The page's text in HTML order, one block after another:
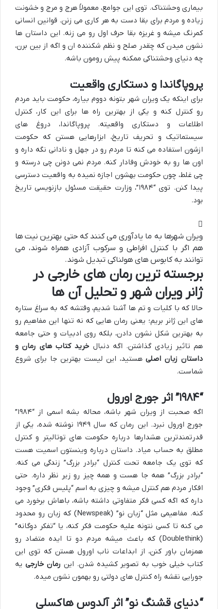
بیماری وحشتناک. توی این جوامع، معمولاً هرج و مرج و خشونت
زیاده و مردم برای بقا دست به هر کاری می زنن. قوانین انسانی
کمرنگ میشه و غریزه بقا حرف اول رو می زنه. این داستان ها
نشون میدن که چقدر صلح و نظم شکننده ان و اگه از بین برن،
چه دنیای وحشتناکی ممکنه پیش رومون باشه.
پروپاگاندا و دستکاری واقعیت
برای اینکه یک ویران شهر بتونه دووم بیاره، حکومت باید مردم
رو کنترل کنه و یکی از بهترین راه ها برای این کار، کنترل
اطلاعات و دستکاری واقعیته. پروپاگاندا، دروغ های
سیستماتیک و تحریف تاریخ، ابزارهایی هستن که حکومت
ازشون استفاده می کنه تا مردم رو در جهل و نادانی نگه داره و
اون ها رو به خودش وفادار کنه. مردم نمی دونن چی درسته و
چی غلط، چون حکومت بهشون اجازه نمیده به واقعیت دسترسی
پیدا کنن. توی “۱۹۸۴”، وزارت حقیقت مسئول بازنویسی تاریخ
بود.
ویران شهرها به ما یادآوری می کنند که حتی بهترین نیت ها
هم اگر با کنترل افراطی و سرکوب آزادی همراه شوند، می
توانند به کابوس های هولناکی تبدیل شوند.
برجسته ترین رمان های خارجی در
ژانر ویران شهر و تحلیل آن ها
حالا که با کلیات و تم ها آشنا شدیم، وقتشه که به سراغ ستاره
های این ژانر بریم؛ یعنی رمان هایی که نه تنها این مفاهیم رو
به بهترین شکل نشون دادن، بلکه روی ادبیات و حتی جامعه
هم تاثیر زیادی گذاشتن. اگه دنبال خرید کتاب های رمان و
داستان زبان اصلیهستید، این لیست بهترین جا برای شروع
شماست.
“۱۹۸۴” اثر جورج اورول
اگه صحبت از ویران شهر باشه، محاله بشه اسمی از “۱۹۸۴”
جورج اورول نبرد. این رمان که سال ۱۹۴۹ نوشته شده، یکی از
قدرتمندترین هشدارها درباره حکومت های توتالیتر و کنترل
مطلق به حساب میاد. داستان درباره وینستون اسمیت هست
که توی یک جامعه تحت کنترل “برادر بزرگ” زندگی می کنه.
“برادر بزرگ” همه جا هست و همه چیز رو زیر نظر داره. حتی
افکار مردم هم کنترل میشه و چیزی به اسم “پلیس فکری” وجود
داره که اگه کسی فکر متفاوتی داشته باشه، باهاش برخورد می
کنه. مفاهیمی مثل “زبان نو” (Newspeak) که زبان رو محدود
می کنه تا کسی نتونه علیه حکومت فکر کنه، یا “تفکر دوگانه”
(Doublethink) که باعث میشه مردم دو تا ایده متضاد رو
همزمان باور کنن، از ابداعات ناب اورول هستن که توی این
کتاب خیلی خوب به تصویر کشیده شدن. این رمان خارجی یه
جورایی نقشه راه کنترل های دولتی رو بهمون نشون میده.
“دنیای قشنگ نو” اثر آلدوس هاکسلی